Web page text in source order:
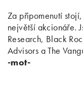
Za připomenutí
největší akcionáře.
Research, Black
Advisors a The
-mot-